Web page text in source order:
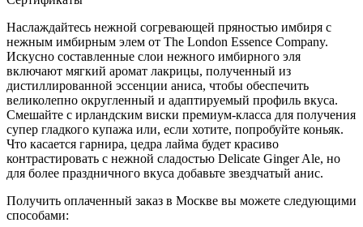
Наслаждайтесь нежной согревающей пряностью имбиря с
нежным имбирным элем от The London Essence Company.
Искусно составленные слои нежного имбирного эля
включают мягкий аромат лакрицы, полученный из
дистиллированной эссенции аниса, чтобы обеспечить
великолепно округленный и адаптируемый профиль вкуса.
Смешайте с ирландским виски премиум-класса для получения
супер гладкого купажа или, если хотите, попробуйте коньяк.
Что касается гарнира, цедра лайма будет красиво
контрастировать с нежной сладостью Delicate Ginger Ale, но
для более праздничного вкуса добавьте звездчатый анис.
Получить оплаченный заказ в Москве вы можете следующими
способами: